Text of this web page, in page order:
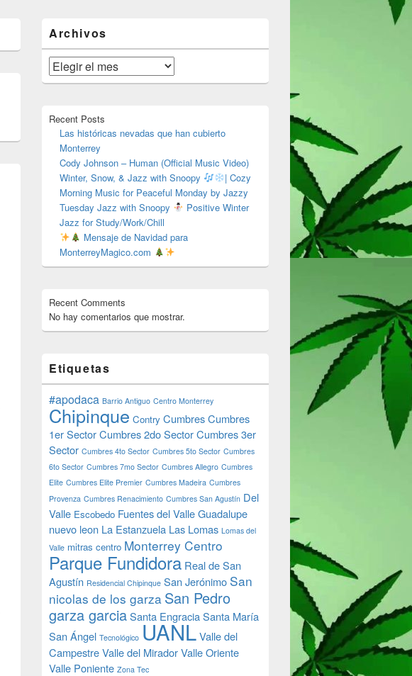
área
de
widget
barra
lateral
Archivos
Archivos
Recent Posts
Las históricas nevadas que han cubierto
Monterrey
Cody Johnson – Human (Official Music Video)
Winter, Snow, & Jazz with Snoopy
| Cozy
Morning Music for Peaceful Monday by Jazzy
Tuesday Jazz with Snoopy
Positive Winter
Jazz for Study/Work/Chill
Mensaje de Navidad para
MonterreyMagico.com
Recent Comments
No hay comentarios que mostrar.
Etiquetas
#apodaca Barrio Antiguo Centro Monterrey
Chipinque Contry CumbresCumbres
1er SectorCumbres 2do SectorCumbres 3er
Sector Cumbres 4to Sector Cumbres 5to Sector Cumbres
6to Sector Cumbres 7mo Sector Cumbres Allegro Cumbres
Elite Cumbres Elite Premier Cumbres Madeira Cumbres
Provenza Cumbres Renacimiento Cumbres San Agustín Del
Valle Escobedo Fuentes del ValleGuadalupe
nuevo leon La Estanzuela Las Lomas Lomas del
Valle mitras centro Monterrey Centro
Parque Fundidora Real de San
Agustín Residencial Chipinque San Jerónimo San
nicolas de los garza San Pedro
garza garciaSanta EngraciaSanta María
San Ángel Tecnológico UANLValle del
CampestreValle del MiradorValle Oriente
Valle Poniente Zona Tec